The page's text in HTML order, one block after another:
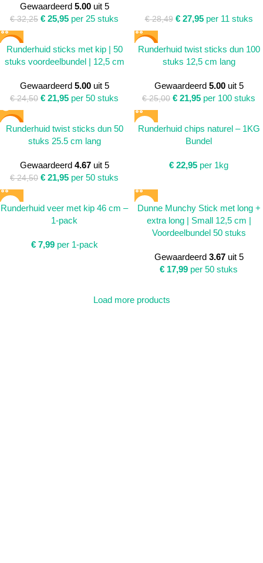
Gewaardeerd 5.00uit 5
€32,25 € 25,95 per 25 stuks €28,49 €27,95 per 11 stuks
SALE
Runderhuid sticks met kip | 50
stuks voordeelbundel | 12,5 cm
Gewaardeerd 5.00uit 5
€24,50 € 21,95 per 50 stuks
SALE
Runderhuid twist sticks dun 100
stuks 12,5 cm lang
Gewaardeerd 5.00uit 5
€25,00 € 21,95 per 100 stuks
SALE
Runderhuid twist sticks dun 50
stuks 25.5 cm lang
Gewaardeerd 4.67uit 5
€24,50 € 21,95 per 50 stuks
Runderhuid chips naturel – 1KG
Bundel
€ 22,95 per 1kg
Runderhuid veer met kip 46 cm –
1-pack
€7,99 per 1-pack
Dunne Munchy Stick met long +
extra long | Small 12,5 cm |
Voordeelbundel 50 stuks
Gewaardeerd 3.67uit 5
€ 17,99 per 50 stuks
Load more products